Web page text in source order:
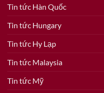
Tin tức Hàn Quốc
Tin tức Hungary
Tin tức Hy Lạp
Tin tức Malaysia
Tin tức Mỹ